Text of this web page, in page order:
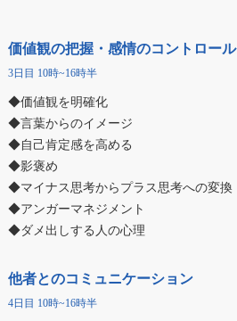
価値観の把握・感情のコントロール
3日目 10時~16時半
◆価値観を明確化
◆言葉からのイメージ
◆自己肯定感を高める
◆影褒め
◆マイナス思考からプラス思考への変換
◆アンガーマネジメント
◆ダメ出しする人の心理
他者とのコミュニケーション
4日目 10時~16時半